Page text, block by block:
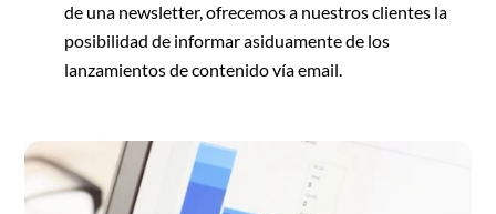
de una newsletter, ofrecemos a nuestros clientes la
posibilidad de informar asiduamente de los
lanzamientos de contenido vía email.